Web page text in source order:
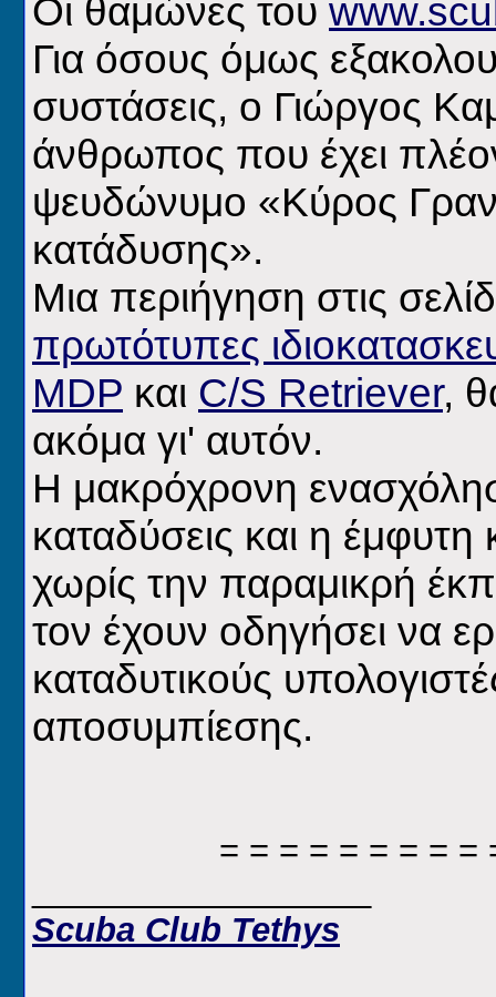
Οι θαμώνες του
Για όσους όμως
συστάσεις, ο Γιώργος
άνθρωπος που έχει
ψευδώνυμο «Κύρος
κατάδυσης».
Μια περιήγηση στις
πρωτότυπες
MDP και C/S Retriever,
ακόμα γι' αυτόν.
Η μακρόχρονη
καταδύσεις και η έμφυτη
χωρίς την παραμικρή
τον έχουν οδηγήσει να
καταδυτικούς
αποσυμπίεσης.
= = = = = = = = =
Scuba Club Tethys